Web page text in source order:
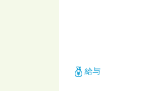
給与